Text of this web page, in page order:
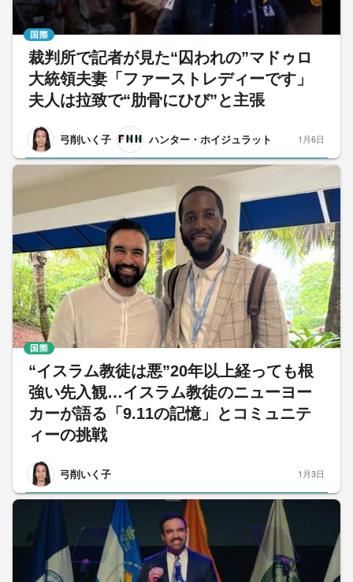
裁判所で記者が見た“囚われの”マドゥロ
大統領夫妻「ファーストレディーです」
夫人は拉致で“肋骨にひび”と主張
弓削いく子 ハンター・ホイジュラット
国際
1月6日
“イスラム教徒は悪”20年以上経っても根
強い先入観…イスラム教徒のニューヨー
カーが語る「9.11の記憶」とコミュニテ
ィーの挑戦
弓削いく子
国際
1月3日